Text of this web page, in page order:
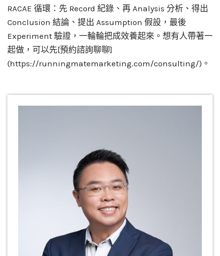
RACAE 循環：先 Record 紀錄、再 Analysis 分析、得出
Conclusion 結論、提出 Assumption 假設，最後
Experiment 驗證，一輪輪把成效養起來。想有人帶著一
起做，可以先[預約諮詢聊聊]
(https://runningmatemarketing.com/consulting/)。